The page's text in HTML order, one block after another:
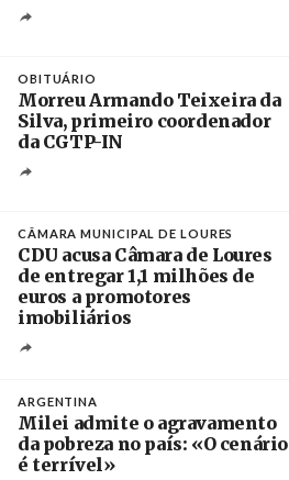
OBITUÁRIO
Morreu Armando Teixeira da
Silva, primeiro coordenador
da CGTP-IN
CÂMARA MUNICIPAL DE LOURES
CDU acusa Câmara de Loures
de entregar 1,1 milhões de
euros a promotores
imobiliários
ARGENTINA
Milei admite o agravamento
da pobreza no país: «O cenário
é terrível»